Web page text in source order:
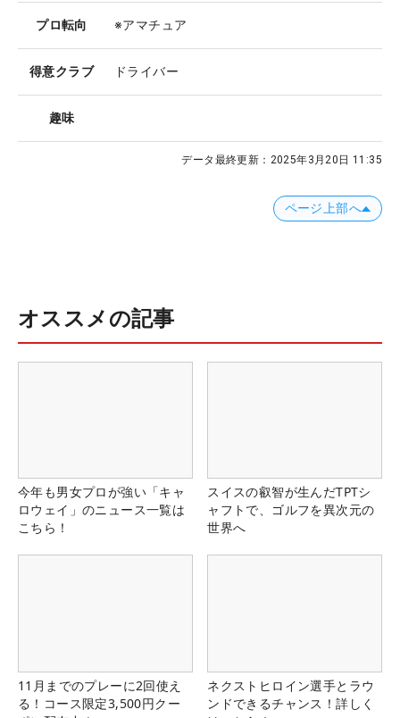
プロ転向 ※アマチュア
得意クラブ ドライバー
趣味
データ最終更新： 2025年3月20日 11:35
ページ上部へ
オススメの記事
今年も男女プロが強い「キャ
ロウェイ」のニュース一覧は
こちら！
スイスの叡智が生んだTPTシ
ャフトで、ゴルフを異次元の
世界へ
11月までのプレーに2回使え
る！コース限定3,500円クー
ネクストヒロイン選手とラウ
ンドできるチャンス！詳しく